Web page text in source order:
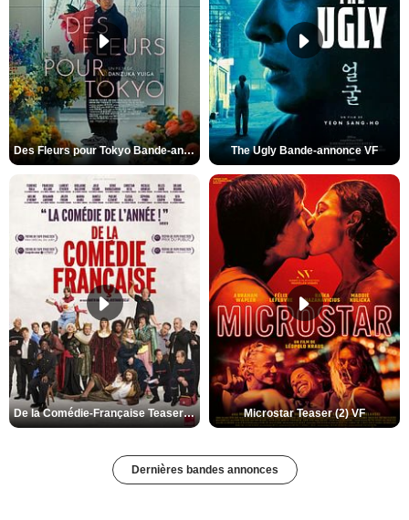
Des Fleurs pour Tokyo Bande-annonce VO STFR The Ugly Bande-annonce VF
De la Comédie-Française Teaser (3) VF Microstar Teaser (2) VF
Dernières bandes annonces